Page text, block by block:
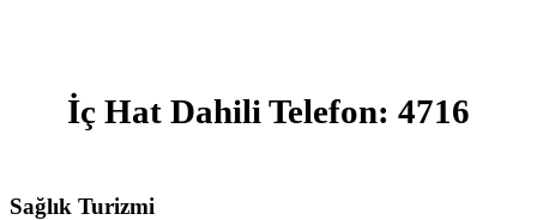
İç Hat Dahili Telefon: 4716
Sağlık Turizmi